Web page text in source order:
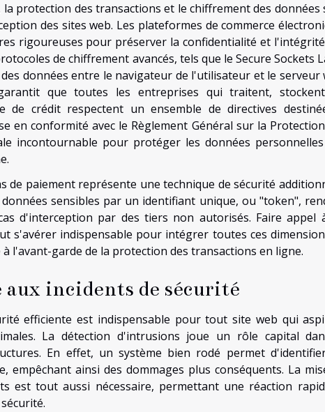
protection des transactions et le chiffrement des données
des sites web. Les plateformes de commerce
rigoureuses pour préserver la confidentialité et
de chiffrement avancés, tels que le Secure Sockets
données entre le navigateur de l'utilisateur et le serveur
que toutes les entreprises qui traitent,
de crédit respectent un ensemble de directives
en conformité avec le Règlement Général sur la
incontournable pour protéger les données
paiement représente une technique de sécurité
sensibles par un identifiant unique, ou "token",
d'interception par des tiers non autorisés. Faire appel
s'avérer indispensable pour intégrer toutes ces
l'avant-garde de la protection des transactions en ligne.
incidents de sécurité
efficiente est indispensable pour tout site web qui
La détection d'intrusions joue un rôle capital
En effet, un système bien rodé permet
empêchant ainsi des dommages plus conséquents. La
est tout aussi nécessaire, permettant une réaction